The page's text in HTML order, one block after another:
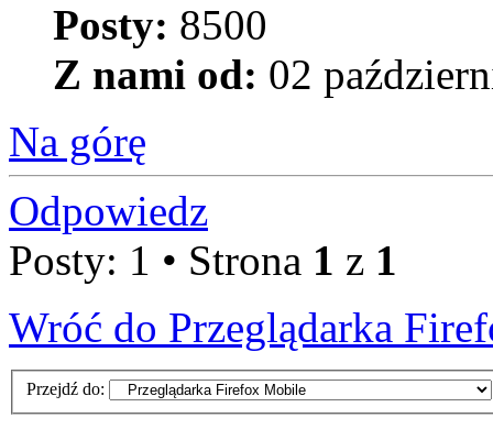
Posty: 8500
Z nami od: 02
Na górę
Odpowiedz
Posty: 1 • Strona 1 z 1
Wróć do Przeglądarka
Przejdź do: